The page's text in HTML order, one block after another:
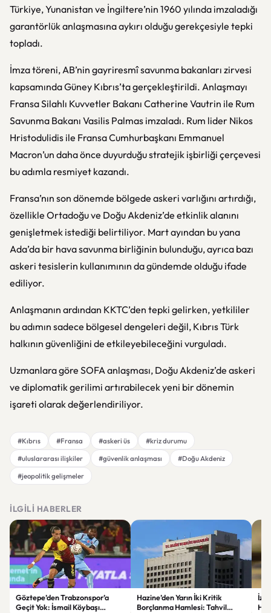
Türkiye, Yunanistan ve İngiltere’nin 1960 yılında imzaladığı
garantörlük anlaşmasına aykırı olduğu gerekçesiyle tepki
topladı.
İmza töreni, AB’nin gayriresmî savunma bakanları zirvesi
kapsamında Güney Kıbrıs’ta gerçekleştirildi. Anlaşmayı
Fransa Silahlı Kuvvetler Bakanı Catherine Vautrin ile Rum
Savunma Bakanı Vasilis Palmas imzaladı. Rum lider Nikos
Hristodulidis ile Fransa Cumhurbaşkanı Emmanuel
Macron’un daha önce duyurduğu stratejik işbirliği çerçevesi
bu adımla resmiyet kazandı.
Fransa’nın son dönemde bölgede askeri varlığını artırdığı,
özellikle Ortadoğu ve Doğu Akdeniz’de etkinlik alanını
genişletmek istediği belirtiliyor. Mart ayından bu yana
Ada’da bir hava savunma birliğinin bulunduğu, ayrıca bazı
askeri tesislerin kullanımının da gündemde olduğu ifade
ediliyor.
Anlaşmanın ardından KKTC’den tepki gelirken, yetkililer
bu adımın sadece bölgesel dengeleri değil, Kıbrıs Türk
halkının güvenliğini de etkileyebileceğini vurguladı.
Uzmanlara göre SOFA anlaşması, Doğu Akdeniz’de askeri
ve diplomatik gerilimi artırabilecek yeni bir dönemin
işareti olarak değerlendiriliyor.
#Kıbrıs #Fransa #askeri üs
#kriz durumu
#uluslararası ilişkiler
#güvenlik anlaşması
#Doğu Akdeniz
#jeopolitik gelişmeler
İLGILI HABERLER
Göztepe’den Trabzonspor’a
Geçit Yok: İsmail Köybaşı
Hazine’den Yarın İki Kritik
Borçlanma Hamlesi: Tahvil